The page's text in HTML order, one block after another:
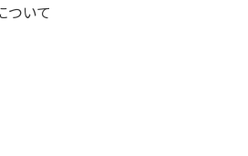
ついて